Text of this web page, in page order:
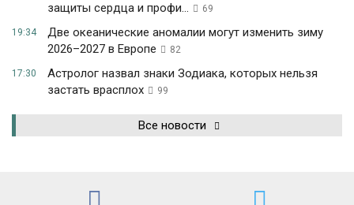
защиты сердца и профи...
69
19:34
Две океанические аномалии могут изменить зиму
2026–2027 в Европе
82
17:30
Астролог назвал знаки Зодиака, которых нельзя
застать врасплох
99
Все новости